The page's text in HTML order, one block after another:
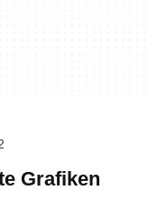
Grafiken